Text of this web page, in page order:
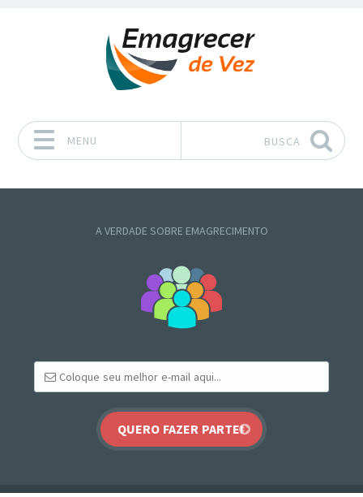
MENU BUSCA
A VERDADE SOBRE EMAGRECIMENTO